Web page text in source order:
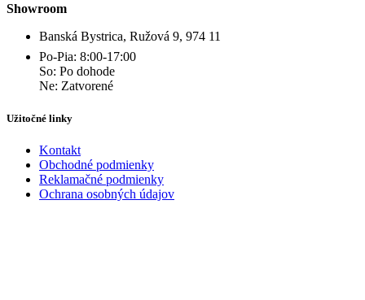
Showroom
Banská Bystrica, Ružová 9, 974 11
Po-Pia: 8:00-17:00
So: Po dohode
Ne: Zatvorené
Užitočné linky
Kontakt
Obchodné podmienky
Reklamačné podmienky
Ochrana osobných údajov